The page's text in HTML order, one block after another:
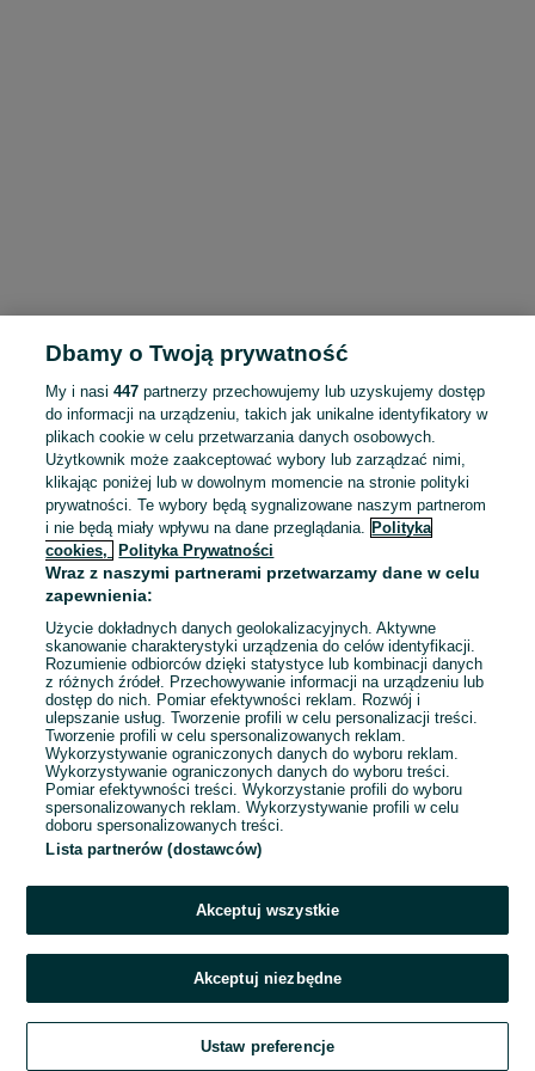
To ogłoszenie nie jest już dostępne
Przejdź na stronę główną
Dbamy o Twoją prywatność
My i nasi447 partnerzy przechowujemy lub uzyskujemy dostęp
do informacji na urządzeniu, takich jak unikalne identyfikatory w
plikach cookie w celu przetwarzania danych osobowych.
Użytkownik może zaakceptować wybory lub zarządzać nimi,
klikając poniżej lub w dowolnym momencie na stronie polityki
prywatności. Te wybory będą sygnalizowane naszym partnerom
i nie będą miały wpływu na dane przeglądania. Polityka
cookies,
Polityka Prywatności
Wraz z naszymi partnerami przetwarzamy dane w celu
zapewnienia:
Użycie dokładnych danych geolokalizacyjnych. Aktywne
skanowanie charakterystyki urządzenia do celów identyfikacji.
Rozumienie odbiorców dzięki statystyce lub kombinacji danych
z różnych źródeł. Przechowywanie informacji na urządzeniu lub
dostęp do nich. Pomiar efektywności reklam. Rozwój i
ulepszanie usług. Tworzenie profili w celu personalizacji treści.
Tworzenie profili w celu spersonalizowanych reklam.
Wykorzystywanie ograniczonych danych do wyboru reklam.
Wykorzystywanie ograniczonych danych do wyboru treści.
Pomiar efektywności treści. Wykorzystanie profili do wyboru
spersonalizowanych reklam. Wykorzystywanie profili w celu
doboru spersonalizowanych treści.
Lista partnerów (dostawców)
Akceptuj wszystkie
Akceptuj niezbędne
Ustaw preferencje